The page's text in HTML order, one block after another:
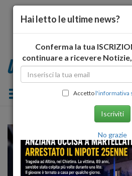
Toggle navigation
Hai letto le ultime news?
Conferma la tua
continuare a ricevere
Accettol'informativa
Iscriviti
No grazie